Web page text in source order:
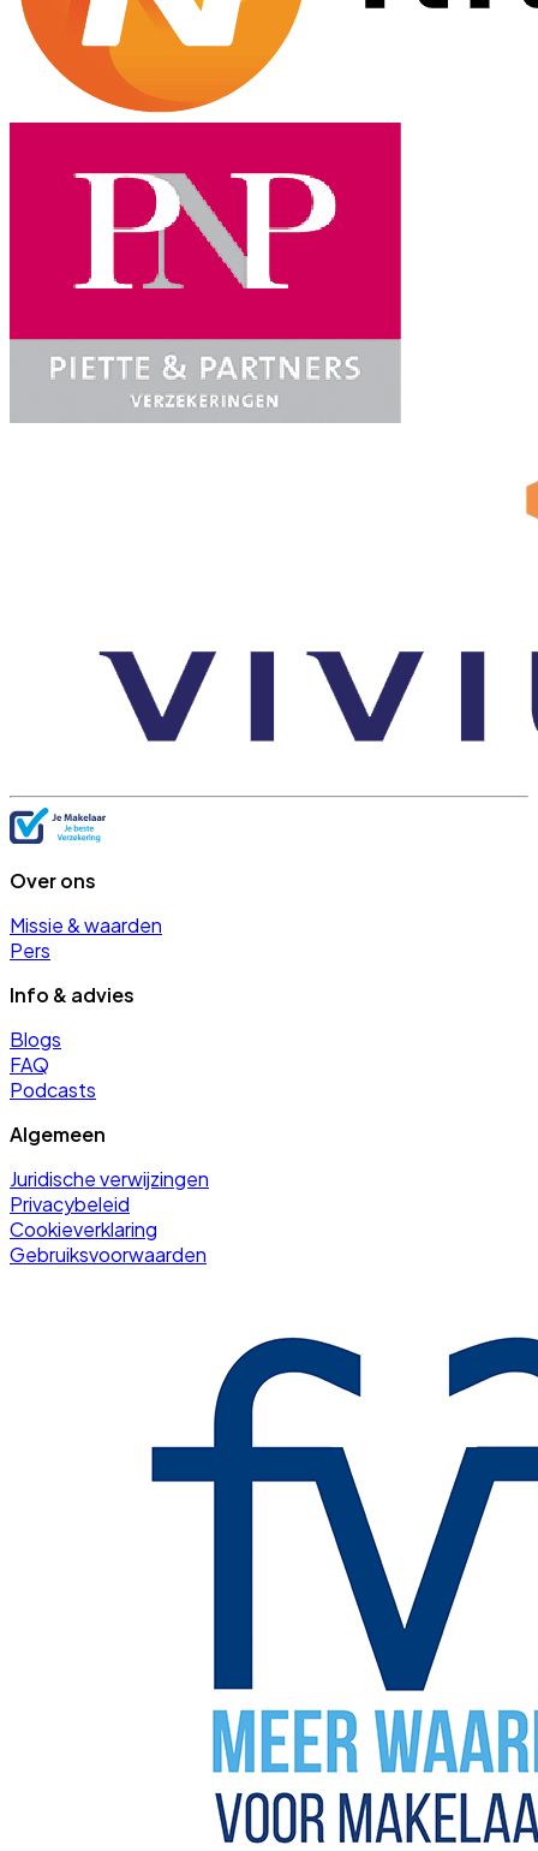
Over ons
Missie & waarden
Pers
Info & advies
Blogs
FAQ
Podcasts
Algemeen
Juridische verwijzingen
Privacybeleid
Cookieverklaring
Gebruiksvoorwaarden